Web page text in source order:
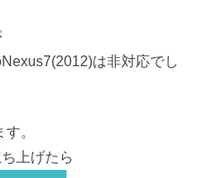
は非対応でし
。
上げたら